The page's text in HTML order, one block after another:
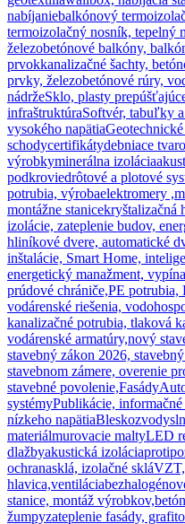
nabíjaniebalkónový
termoizolačný nosník, tepelný
železobetónové balkóny,
prvokkanalizačné šachty,
prvky, železobetónové rúry,
nádržeSklo, plasty
infraštruktúraSoftvér, tabuľky
vysokého napätia
schodycertifikátydebniace
výrobkyminerálna izolácia
podkroviedrôtové a plotové
potrubia, výrobaelektromery
montážne stanicekryštalizačná
izolácie, zateplenie budov,
hliníkové dvere, automatické
inštalácie, Smart Home,
energetický manažment,
prúdové chrániče,PE potrubia,
vodárenské riešenia,
kanalizačné potrubia, tlaková
vodárenské armatúry,nový
stavebný zákon 2026,
stavebnom zámere, overenie
stavebné povolenie,Fasády
systémyPublikácie,
nízkeho napätiaBleskozvody
materiálmurovacie maltyLED
dlažbyakustická izolácia
ochranasklá, izolačné sklá
hlavica,ventilácia
stanice, montáž výrobkov,
žumpyzateplenie fasády,